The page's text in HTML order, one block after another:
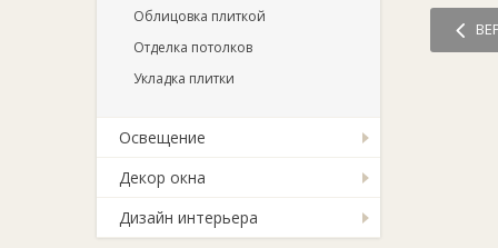
Облицовка плиткой
Отделка потолков
Укладка плитки
Освещение
Декор окна
Дизайн интерьера